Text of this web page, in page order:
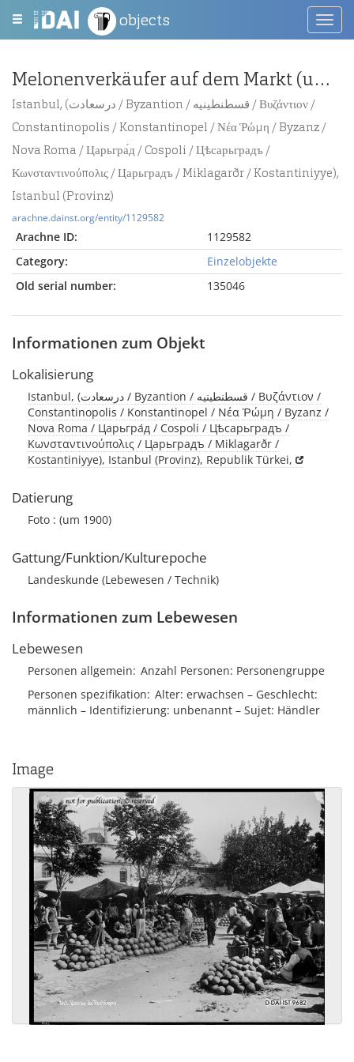
objects
Melonenverkäufer auf dem Markt (um 1900)
Istanbul, (درسعادت / Byzantion / قسطنطينيه / Βυζάντιον /
Constantinopolis / Konstantinopel / Νέα Ῥώμη / Byzanz /
Nova Roma / Царьгра́д / Cospoli / Цѣсарьградъ /
Κωνσταντινούπολις / Царьградъ / Miklagarðr / Kostantiniyye),
Istanbul (Provinz)
arachne.dainst.org/entity/1129582
Arachne ID:
1129582
Category:
Einzelobjekte
Old serial number:
135046
Informationen zum Objekt
Lokalisierung
Istanbul, (درسعادت / Byzantion / قسطنطينيه / Βυζάντιον /
Constantinopolis / Konstantinopel / Νέα Ῥώμη / Byzanz /
Nova Roma / Царьгра́д / Cospoli / Цѣсарьградъ /
Κωνσταντινούπολις / Царьградъ / Miklagarðr /
Kostantiniyye), Istanbul (Provinz), Republik Türkei,
Datierung
Foto : (um 1900)
Gattung/Funktion/Kulturepoche
Landeskunde (Lebewesen / Technik)
Informationen zum Lebewesen
Lebewesen
Personen allgemein Anzahl Personen Personengruppe
Personen spezifikation Alter erwachsen
Geschlecht
männlich
Identifizierung unbenannt Sujet Händler
Image